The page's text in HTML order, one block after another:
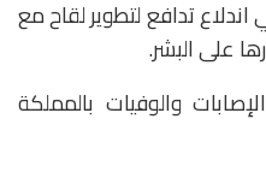
تدافع لتطوير لقاح مع
والوفيات بالمملكة